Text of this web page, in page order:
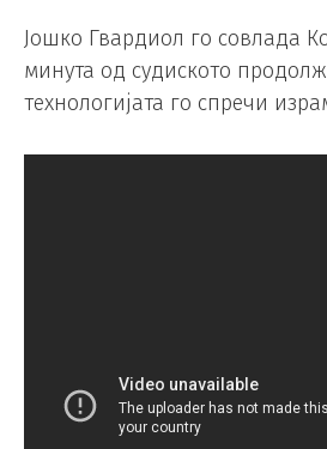
Јошко Гвардиол го совлада
минута од судиското
технологијата го спречи